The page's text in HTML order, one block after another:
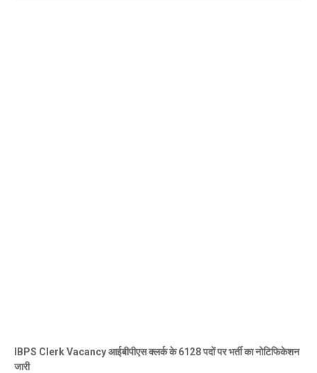
IBPS Clerk Vacancy आईबीपीएस क्लर्क के 6128 पदों पर भर्ती का नोटिफिकेशन
जारी